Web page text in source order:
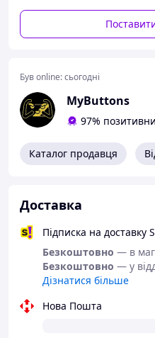
Був online:сьогодні
MyButtons
97%
Каталог продавця
Доставка
Підписка на доставку
Безкоштовно — в
Безкоштовно — у
Дізнатися більше
Нова Пошта